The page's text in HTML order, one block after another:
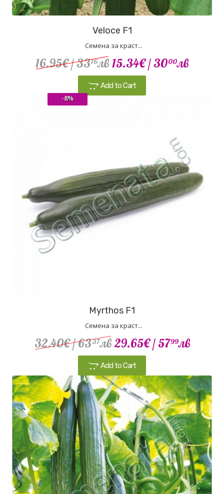
Veloce F1
Семена за краст...
16.95€/ 3316лв 15.34€/ 3000лв
Add to Cart
Myrthos F1
Семена за краст...
32.40€/ 6337лв 29.65€/ 5799лв
Add to Cart
-8%